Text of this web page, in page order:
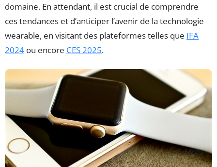
domaine. En attendant, il est crucial de comprendre
ces tendances et d’anticiper l’avenir de la technologie
wearable, en visitant des plateformes telles que IFA
2024 ou encore CES 2025.